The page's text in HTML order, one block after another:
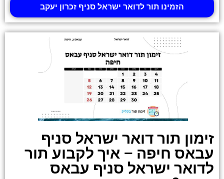
הזמינו תור לדואר ישראל סניף זכרון יעקב
זימון תור דואר ישראל סניף
עבאס חיפה – איך לקבוע תור
לדואר ישראל סניף עבאס